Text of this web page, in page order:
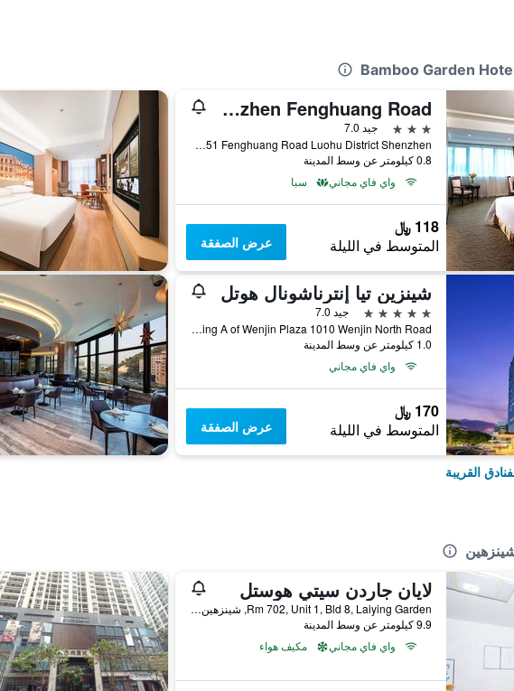
Vienna Hotel Shenzhen Fenghuang Road
3 نجوم
جيد 7.0
No.151 Fenghuang Road Luohu District Shenzhen, شينزهين, الصين
0.8 كيلومتر عن وسط المدينة
واي فاي مجاني
سبا
118 ﷼
المتوسط في الليلة عرض الصفقة
شينزين تيا إنترناشونال هوتل
5 نجوم
جيد 7.0
Building A of Wenjin Plaza 1010 Wenjin North Road, شينزهين, الصين
1.0 كيلومتر عن وسط المدينة
واي فاي مجاني
170 ﷼
المتوسط في الليلة عرض الصفقة
القريبة
لايان جاردن سيتي هوستل
Rm 702, Unit 1, Bld 8, Laiying Garden, شينزهين, الصين
9.9 كيلومتر عن وسط المدينة
واي فاي مجاني
مكيف هواء